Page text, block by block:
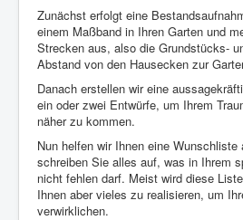
Zunächst erfolgt eine
einem Maßband in Ihren Garten und
Strecken aus, also die Grundstücks-
Abstand von den Hausecken zur
Danach erstellen wir eine
ein oder zwei Entwürfe, um Ihrem
näher zu kommen.
Nun helfen wir Ihnen eine
schreiben Sie alles auf, was in Ihrem
nicht fehlen darf. Meist wird diese
Ihnen aber vieles zu realisieren, um
verwirklichen.